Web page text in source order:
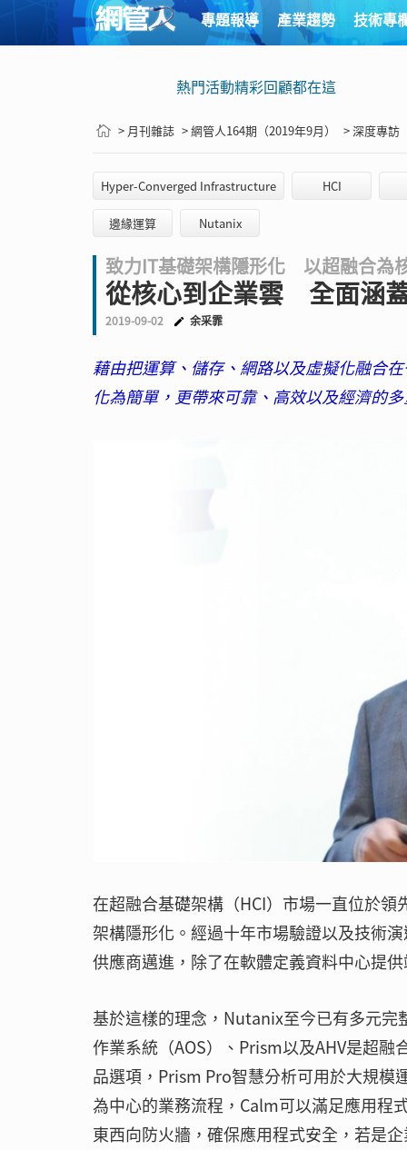
專題報導 產業趨勢 技術專
熱門活動精彩回顧都在這
> 月刊雜誌 > 網管人164期（2019年9月） > 深度專訪
Hyper-Converged Infrastructure HCI
邊緣運算 Nutanix
致力IT基礎架構隱形化 以超融合為
從核心到企業雲 全面涵
2019-09-02 余采霏
藉由把運算、儲存、網路以及虛擬化融合
化為簡單，更帶來可靠、高效以及經濟的
在超融合基礎架構（HCI）市場一直位於
架構隱形化。經過十年市場驗證以及技術
供應商邁進，除了在軟體定義資料中心提
基於這樣的理念，Nutanix至今已有多元
作業系統（AOS）、Prism以及AHV是超
品選項，Prism Pro智慧分析可用於大規模
為中心的業務流程，Calm可以滿足應用程
東西向防火牆，確保應用程式安全，若是